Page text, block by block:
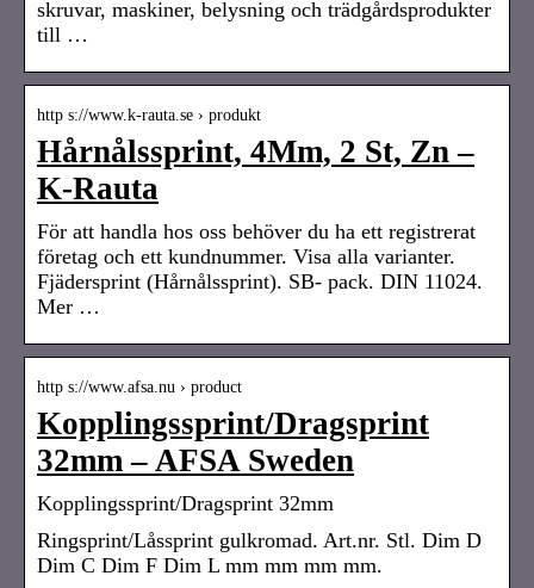
skruvar, maskiner, belysning och trädgårdsprodukter
till …
http s://www.k-rauta.se › produkt
Hårnålssprint, 4Mm, 2 St, Zn –
K-Rauta
För att handla hos oss behöver du ha ett registrerat
företag och ett kundnummer. Visa alla varianter.
Fjädersprint (Hårnålssprint). SB- pack. DIN 11024.
Mer …
http s://www.afsa.nu › product
Kopplingssprint/Dragsprint
32mm – AFSA Sweden
Kopplingssprint/Dragsprint 32mm
Ringsprint/Låssprint gulkromad. Art.nr. Stl. Dim D
Dim C Dim F Dim L mm mm mm mm.